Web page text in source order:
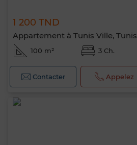
1 200 TND
Appartement à Tunis Ville, Tunis
100 m² 3 Ch.
Contacter Appelez